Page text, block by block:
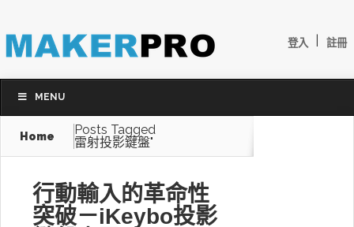
登入 註冊
MENU
Home
Posts Tagged
雷射投影鍵盤"
行動輸入的革命性
突破－iKeybo投影